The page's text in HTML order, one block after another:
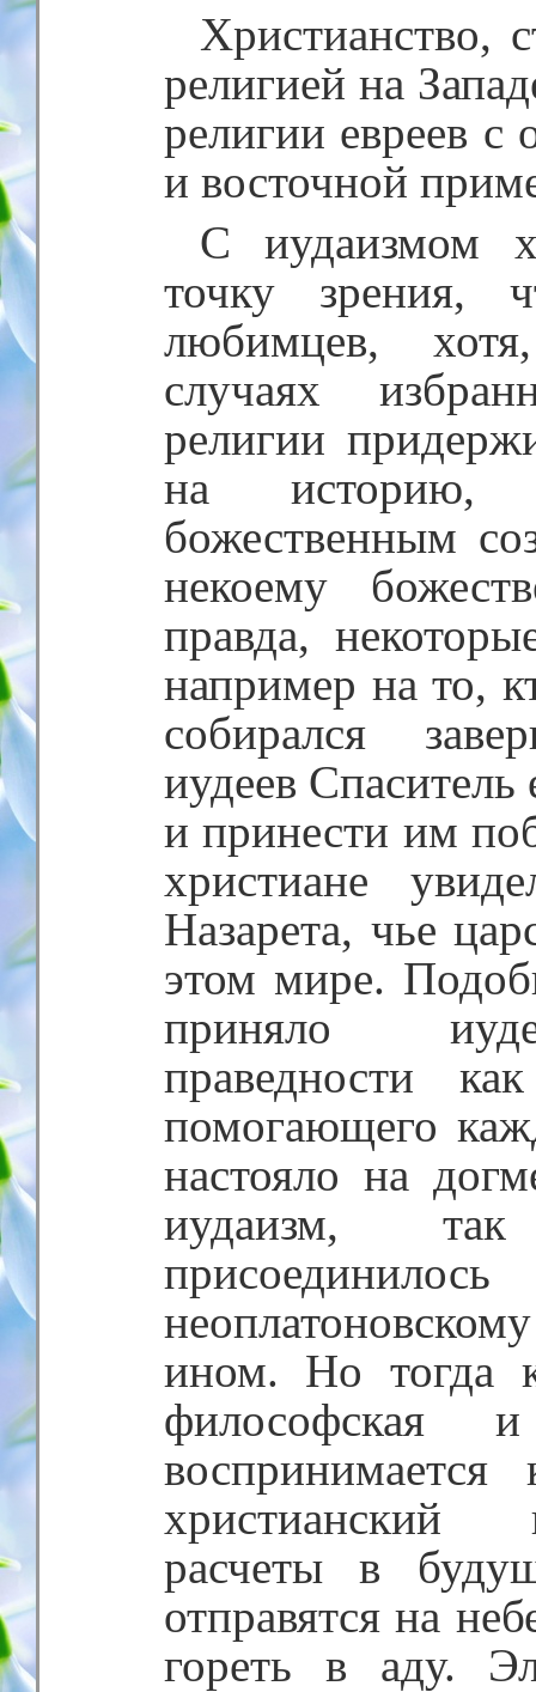
Христианство,
религией на
религии евреев с
и восточной
С иудаизмом
точку зрения,
любимцев,
случаях
религии
на историю,
божественным
некоему
правда,
например на то,
собирался
иудеев
и принести им
христиане
Назарета, чье
этом мире.
приняло
праведности
помогающего
настояло на
иудаизм,
ином. Но тогда
философская
христианский
расчеты в
отправятся на
гореть в аду.